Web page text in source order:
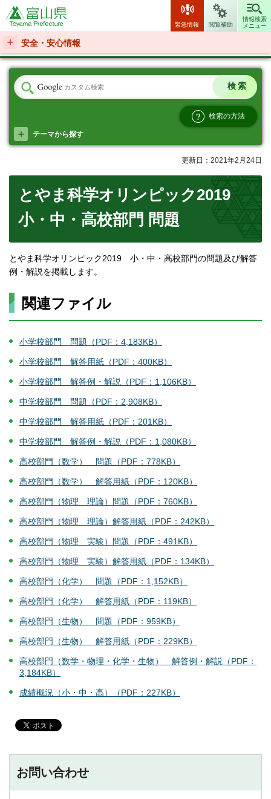
富山県
緊急情報 閲覧補助
情報検索
メニュー
安全・安心情報
検索の方法
テーマから探す
更新日：2021年2月24日
とやま科学オリンピック2019
小・中・高校部門 問題
とやま科学オリンピック2019 小・中・高校部門の問題及び解答
例・解説を掲載します。
関連ファイル
小学校部門 問題（PDF：4,183KB）
小学校部門 解答用紙（PDF：400KB）
小学校部門 解答例・解説（PDF：1,106KB）
中学校部門 問題（PDF：2,908KB）
中学校部門 解答用紙（PDF：201KB）
中学校部門 解答例・解説（PDF：1,080KB）
高校部門（数学） 問題（PDF：778KB）
高校部門（数学） 解答用紙（PDF：120KB）
高校部門（物理 理論）問題（PDF：760KB）
高校部門（物理 理論）解答用紙（PDF：242KB）
高校部門（物理 実験）問題（PDF：491KB）
高校部門（物理 実験）解答用紙（PDF：134KB）
高校部門（化学） 問題（PDF：1,152KB）
高校部門（化学） 解答用紙（PDF：119KB）
高校部門（生物） 問題（PDF：959KB）
高校部門（生物） 解答用紙（PDF：229KB）
高校部門（数学・物理・化学・生物） 解答例・解説（PDF：
3,184KB）
成績概況（小・中・高）（PDF：227KB）
お問い合わせ